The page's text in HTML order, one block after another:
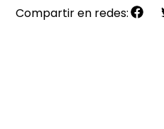
Compartir en redes: